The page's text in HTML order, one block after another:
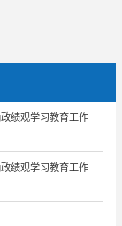
绩观学习教育工作
绩观学习教育工作